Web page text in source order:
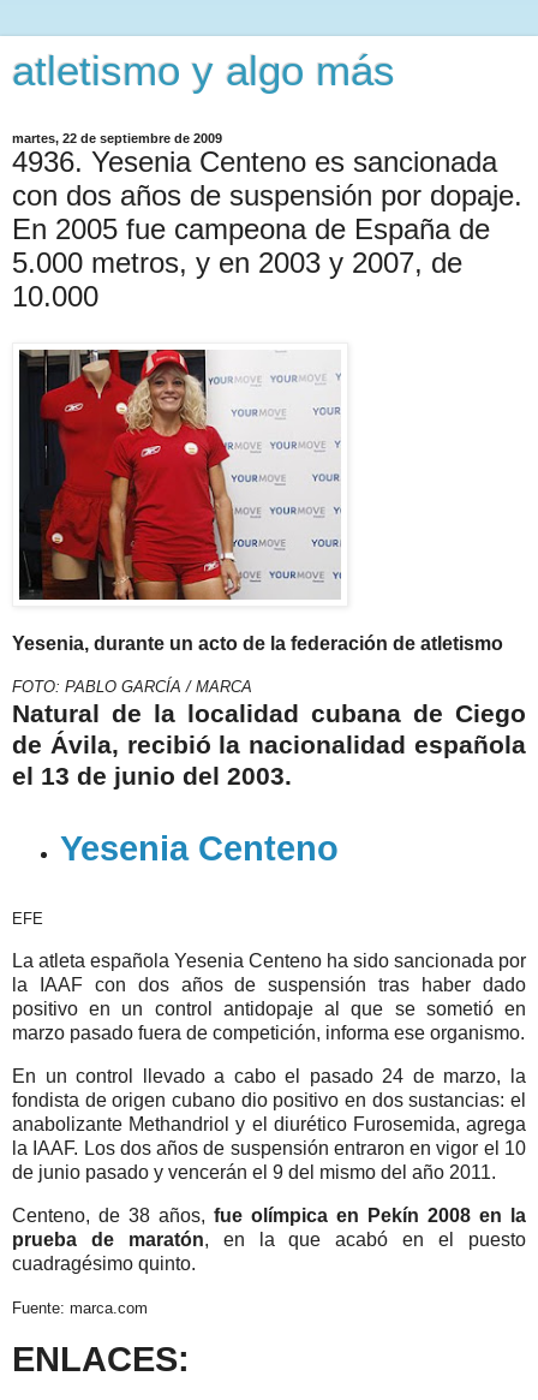
atletismo y algo más
martes, 22 de septiembre de 2009
4936. Yesenia Centeno es sancionada
con dos años de suspensión por dopaje.
En 2005 fue campeona de España de
5.000 metros, y en 2003 y 2007, de
10.000
Yesenia, durante un acto de la federación de atletismo
FOTO: PABLO GARCÍA / MARCA
Natural de la localidad cubana de Ciego
de Ávila, recibió la nacionalidad española
el 13 de junio del 2003.
Yesenia Centeno
EFE
La atleta española Yesenia Centeno ha sido sancionada por
la IAAF con dos años de suspensión tras haber dado
positivo en un control antidopaje al que se sometió en
marzo pasado fuera de competición, informa ese organismo.
En un control llevado a cabo el pasado 24 de marzo, la
fondista de origen cubano dio positivo en dos sustancias: el
anabolizante Methandriol y el diurético Furosemida, agrega
la IAAF. Los dos años de suspensión entraron en vigor el 10
de junio pasado y vencerán el 9 del mismo del año 2011.
Centeno, de 38 años, fue olímpica en Pekín 2008 en la
prueba de maratón, en la que acabó en el puesto
cuadragésimo quinto.
Fuente: marca.com
ENLACES: